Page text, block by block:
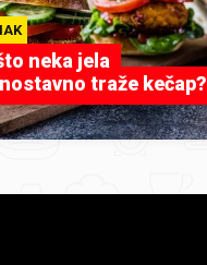
neka jela
traže kečap?